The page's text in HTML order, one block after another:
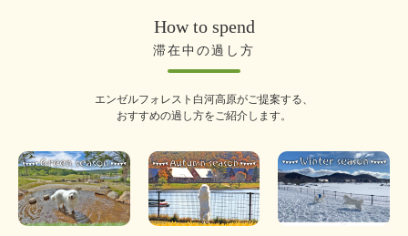
How to spend
滞在中の過し方
エンゼルフォレスト白河高原がご提案する、
おすすめの過し方をご紹介します。